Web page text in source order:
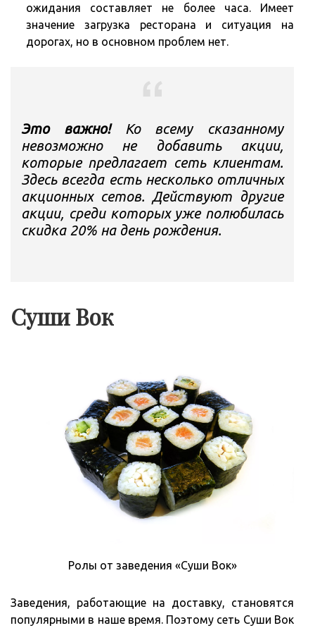
ожидания составляет не более часа. Имеет
значение загрузка ресторана и ситуация на
дорогах, но в основном проблем нет.
Это важно!Ко всему сказанному
невозможно не добавить акции,
которые предлагает сеть клиентам.
Здесь всегда есть несколько отличных
акционных сетов. Действуют другие
акции, среди которых уже полюбилась
скидка 20% на день рождения.
Суши Вок
Ролы от заведения «Суши Вок»
Заведения, работающие на доставку, становятся
популярными в наше время. Поэтому сеть Суши Вок